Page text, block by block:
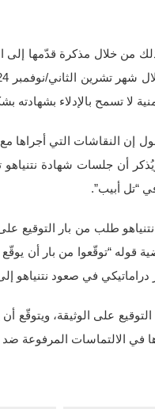
من خلال مذكرة قدّمها
لا تسمح بالإدلاء بشهادته
إن النقاشات التي أجراها
أن جلسات شهادة
“تل أبيب”.
طلب من بار التوقيع
قوله “توقّعوا من بار أن
في صعود نتنياهو
على الوثيقة، ويتوقّع
في الالتماسات المرفوعة ضد